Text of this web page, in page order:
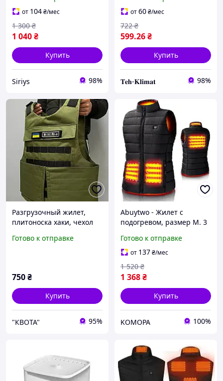
для молодежи
от 104₴/мес
1 040₴
1 300 ₴
Купить
Siriys 98%
сигнализаций kerui G18
W18
от60₴/мес
599.26₴
722 ₴
Купить
𝐓𝐞𝐡-𝐊𝐥𝐢𝐦𝐚𝐭 98%
Разгрузочный жилет,
плитоноска хаки, чехол
военного ВСУ
Готово к отправке
750₴
Купить
"КВОТА" 95%
Abuytwo - Жилет с
подогревом, размер M. 3
активного отдыха,
походов (без блока
питания)
Готово к отправке
от 137₴/мес
1 368₴
1 520 ₴
Купить
KOMOPA 100%